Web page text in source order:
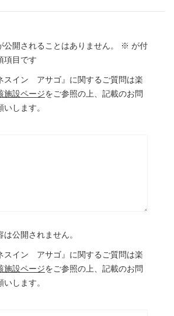
公開されることはありません。 ※ が付
項目です
スイン アサゴ』に関するご質問は楽
施設ページをご参照の上、記載のお問
します。
公開されません。
スイン アサゴ』に関するご質問は楽
施設ページをご参照の上、記載のお問
します。